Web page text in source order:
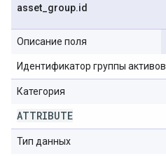
asset group.id
Описание поля
Идентификатор группы активов.
Категория
ATTRIBUTE
Тип данных